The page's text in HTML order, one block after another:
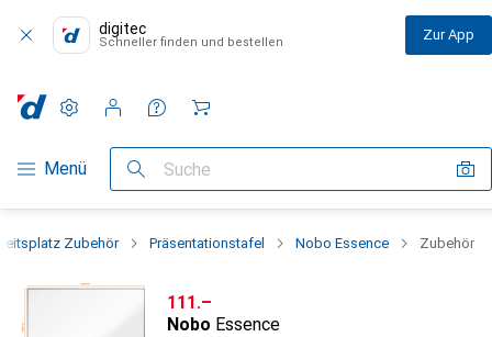
digitec
Schneller finden und bestellen Zur App
Navigation nach Kategorien
Menü Suche
Einstellungen
Kundenkonto
Vergleichslisten
Merklisten
Warenkorb
Zubehör Präsentationstafel Nobo Essence Zubehör
CHF
111.–
Nobo Essence